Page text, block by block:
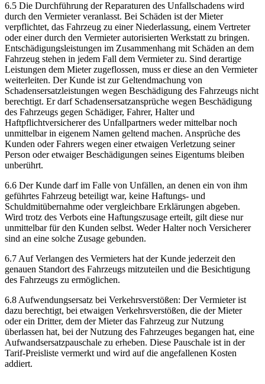
6.5 Die Durchführung der Reparaturen des Unfallschadens wird
durch den Vermieter veranlasst. Bei Schäden ist der Mieter
verpflichtet, das Fahrzeug zu einer Niederlassung, einem Vertreter
oder einer durch den Vermieter autorisierten Werkstatt zu bringen.
Entschädigungsleistungen im Zusammenhang mit Schäden an dem
Fahrzeug stehen in jedem Fall dem Vermieter zu. Sind derartige
Leistungen dem Mieter zugeflossen, muss er diese an den Vermieter
weiterleiten. Der Kunde ist zur Geltendmachung von
Schadensersatzleistungen wegen Beschädigung des Fahrzeugs nicht
berechtigt. Er darf Schadensersatzansprüche wegen Beschädigung
des Fahrzeugs gegen Schädiger, Fahrer, Halter und
Haftpflichtversicherer des Unfallpartners weder mittelbar noch
unmittelbar in eigenem Namen geltend machen. Ansprüche des
Kunden oder Fahrers wegen einer etwaigen Verletzung seiner
Person oder etwaiger Beschädigungen seines Eigentums bleiben
unberührt.
6.6 Der Kunde darf im Falle von Unfällen, an denen ein von ihm
geführtes Fahrzeug beteiligt war, keine Haftungs- und
Schuldmitübernahme oder vergleichbare Erklärungen abgeben.
Wird trotz des Verbots eine Haftungszusage erteilt, gilt diese nur
unmittelbar für den Kunden selbst. Weder Halter noch Versicherer
sind an eine solche Zusage gebunden.
6.7 Auf Verlangen des Vermieters hat der Kunde jederzeit den
genauen Standort des Fahrzeugs mitzuteilen und die Besichtigung
des Fahrzeugs zu ermöglichen.
6.8 Aufwendungsersatz bei Verkehrsverstößen: Der Vermieter ist
dazu berechtigt, bei etwaigen Verkehrsverstößen, die der Mieter
oder ein Dritter, dem der Mieter das Fahrzeug zur Nutzung
überlassen hat, bei der Nutzung des Fahrzeuges begangen hat, eine
Aufwandsersatzpauschale zu erheben. Diese Pauschale ist in der
Tarif-Preisliste vermerkt und wird auf die angefallenen Kosten
addiert.